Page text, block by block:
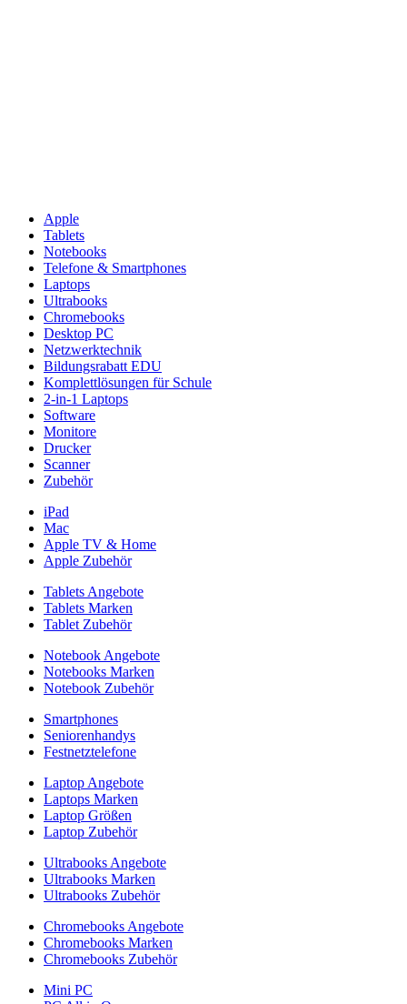
Apple
Tablets
Notebooks
Telefone & Smartphones
Laptops
Ultrabooks
Chromebooks
Desktop PC
Netzwerktechnik
Bildungsrabatt EDU
Komplettlösungen für Schule
2-in-1 Laptops
Software
Monitore
Drucker
Scanner
Zubehör
iPad
Mac
Apple TV & Home
Apple Zubehör
Tablets Angebote
Tablets Marken
Tablet Zubehör
Notebook Angebote
Notebooks Marken
Notebook Zubehör
Smartphones
Seniorenhandys
Festnetztelefone
Laptop Angebote
Laptops Marken
Laptop Größen
Laptop Zubehör
Ultrabooks Angebote
Ultrabooks Marken
Ultrabooks Zubehör
Chromebooks Angebote
Chromebooks Marken
Chromebooks Zubehör
Mini PC